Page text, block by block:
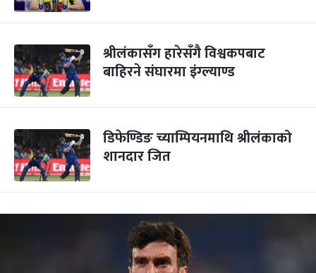
श्रीलंकासँग हारेसँगै विश्वकपबाट
बाहिरने संघारमा इंग्ल्याण्ड
डिफेण्डिङ च्याम्पियनमाथि श्रीलंकाको
शानदार जित